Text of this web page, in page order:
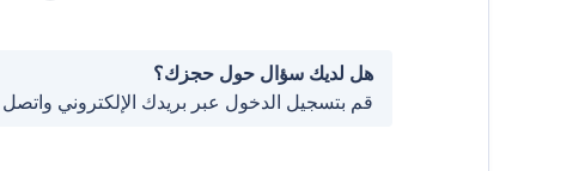
هل لديك سؤال حول حجزك؟
قم بتسجيل الدخول عبر بريدك الإلكتروني